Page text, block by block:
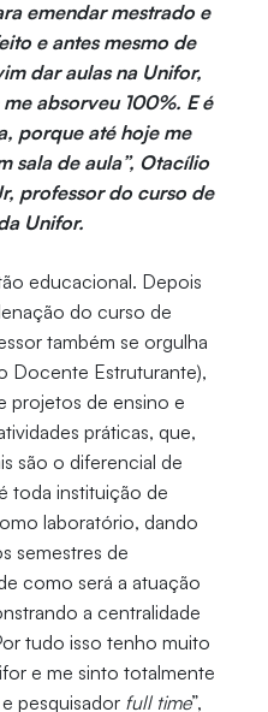
emendar mestrado e
e antes mesmo de
dar aulas na Unifor,
absorveu 100%. E é
porque até hoje me
sala de aula”, Otacílio
professor do curso de
Unifor.
educacional. Depois
do curso de
também se orgulha
Docente Estruturante),
projetos de ensino e
práticas, que,
são o diferencial de
toda instituição de
laboratório, dando
semestres de
como será a atuação
a centralidade
tudo isso tenho muito
e me sinto totalmente
pesquisador full time”,